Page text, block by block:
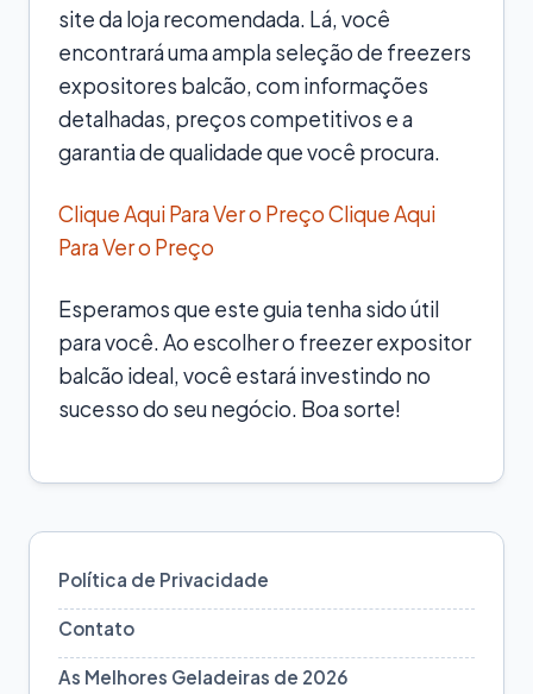
site da loja recomendada. Lá, você
encontrará uma ampla seleção de freezers
expositores balcão, com informações
detalhadas, preços competitivos e a
garantia de qualidade que você procura.
Clique Aqui Para Ver o PreçoClique Aqui
Para Ver o Preço
Esperamos que este guia tenha sido útil
para você. Ao escolher o freezer expositor
balcão ideal, você estará investindo no
sucesso do seu negócio. Boa sorte!
Política de Privacidade
Contato
As Melhores Geladeiras de 2026